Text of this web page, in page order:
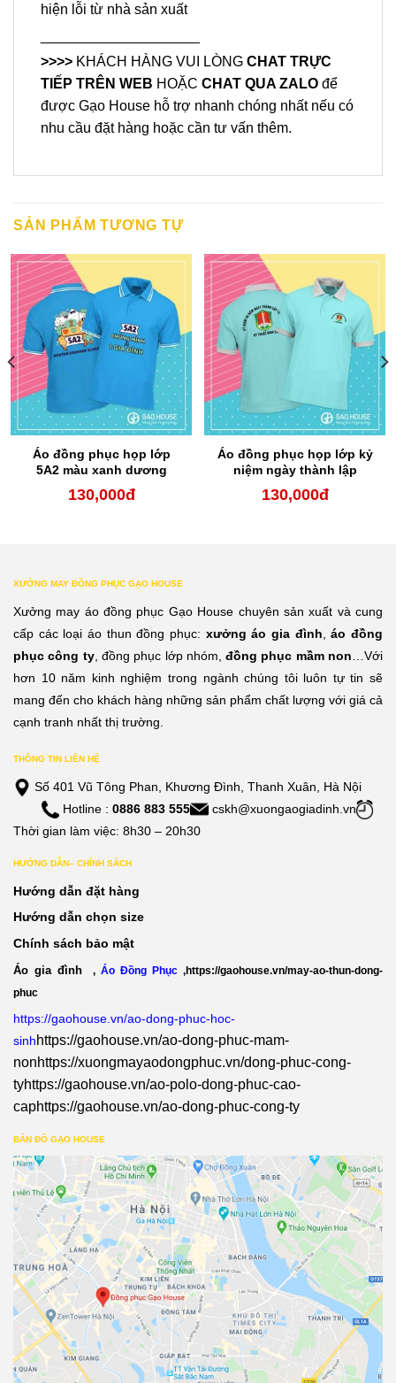
hiện lỗi từ nhà sản xuất
>>>> KHÁCH HÀNG VUI LÒNG CHAT TRỰC
TIẾP TRÊN WEB HOẶC CHAT QUA ZALO để
được Gạo House hỗ trợ nhanh chóng nhất nếu có
nhu cầu đặt hàng hoặc cần tư vấn thêm.
SẢN PHẨM TƯƠNG TỰ
Áo đồng phục họp lớp
5A2 màu xanh dương
130,000đ
Áo đồng phục họp lớp kỷ
niệm ngày thành lập
trường
130,000đ
XƯỞNG MAY ĐỒNG PHỤC GẠO HOUSE
Xưởng may áo đồng phục Gạo House chuyên sản xuất và cung
cấp các loại áo thun đồng phục: xưởng áo gia đình ,áo đồng
phục công ty, đồng phục lớp nhóm,đồng phục mầm non …Với
hơn 10 năm kinh nghiệm trong ngành chúng tôi luôn tự tin sẽ
mang đến cho khách hàng những sản phẩm chất lượng với giá cả
cạnh tranh nhất thị trường.
THÔNG TIN LIÊN HỆ
Số 401 Vũ Tông Phan, Khương Đình, Thanh Xuân, Hà Nội
Hotline : 0886 883 555
cskh@xuongaogiadinh.vn
Thời gian làm việc: 8h30 – 20h30
HƯỚNG DẪN– CHÍNH SÁCH
Hướng dẫn đặt hàng
Hướng dẫn chọn size
Chính sách bảo mật
Áo gia đình , Áo Đồng Phục ,https://gaohouse.vn/may-ao-thun-dong-
phuc
https://gaohouse.vn/ao-dong-phuc-hoc-
sinhhttps://gaohouse.vn/ao-dong-phuc-mam-
nonhttps://xuongmayaodongphuc.vn/dong-phuc-cong-
tyhttps://gaohouse.vn/ao-polo-dong-phuc-cao-
caphttps://gaohouse.vn/ao-dong-phuc-cong-ty
BẢN ĐỒ GẠO HOUSE